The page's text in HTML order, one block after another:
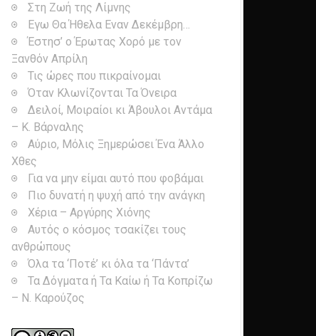
Στη Ζωή της Λίμνης
Εγω Θα Ήθελα Εναν Δεκέμβρη…
Έστησ’ ο Έρωτας Χορό με τον
Ξανθόν Απρίλη
Τις ώρες που πικραίνομαι
Όταν Κλωνίζονται Τα Όνειρα
Δειλοί, Μοιραίοι κι Άβουλοι Αντάμα
– Κ. Βάρναλης
Αύριο, Μόλις Ξημερώσει Ένα Άλλο
Χθες
Για να μην είμαι αυτό που φοβάμαι
Πιο δυνατή η ψυχή από την ανάγκη
Χέρια – Αργύρης Χιόνης
Αυτός ο κόσμος τσακίζει τους
ανθρώπους
Όλα τα ‘Ποτέ’ κι όλα τα ‘Πάντα’
Τα Δόγματα ή Τα Καίω ή Τα Κοπρίζω
– Ν. Καρούζος